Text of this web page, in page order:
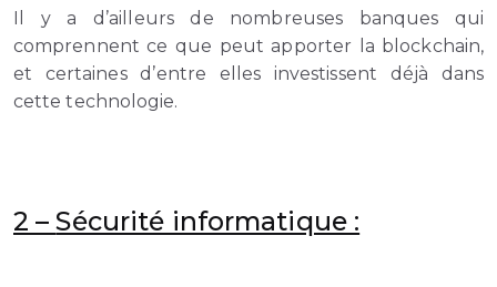
Il y a d’ailleurs de nombreuses banques qui
comprennent ce que peut apporter la blockchain,
et certaines d’entre elles investissent déjà dans
cette technologie.
2 –Sécurité informatique :